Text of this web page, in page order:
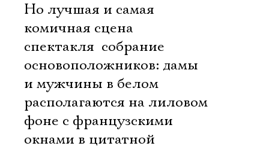
Но лучшая и самая
комичная сцена
спектакля  собрание
основоположников: дамы
и мужчины в белом
располагаются на лиловом
фоне с французскими
окнами в цитатной